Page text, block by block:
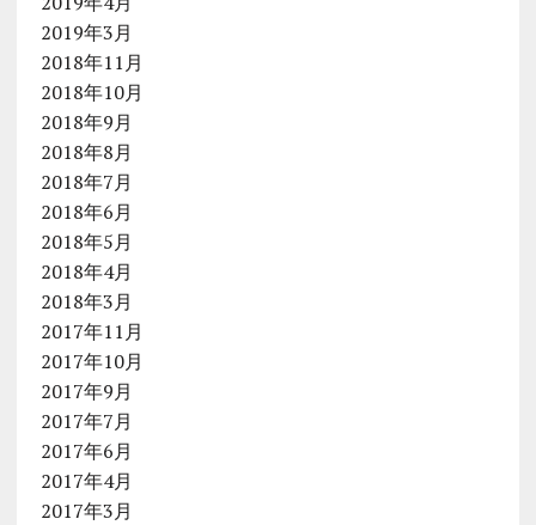
2019年3月
2018年11月
2018年10月
2018年9月
2018年8月
2018年7月
2018年6月
2018年5月
2018年4月
2018年3月
2017年11月
2017年10月
2017年9月
2017年7月
2017年6月
2017年4月
2017年3月